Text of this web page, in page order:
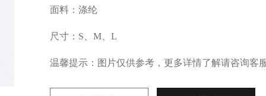
面料：涤纶
尺寸：S、M、L
温馨提示：图片仅供参考，更多详情了解请咨询客